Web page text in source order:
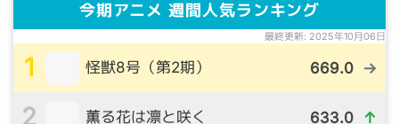
今期アニメ 週間人気ランキング
最終更新: 2025年10月06日
1 怪獣8号（第2期） 669.0 →
2 薫る花は凛と咲く 633.0 ↑